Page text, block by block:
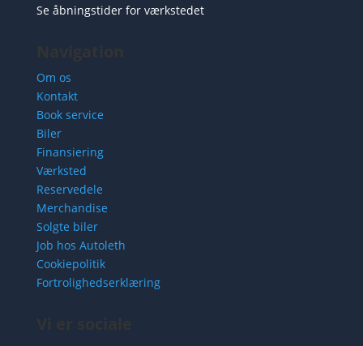
Se åbningstider for værkstedet
Om os
Kontakt
Book service
Biler
Finansiering
Værksted
Reservedele
Merchandise
Solgte biler
Job hos Autoleth
Cookiepolitik
Fortrolighedserklæring